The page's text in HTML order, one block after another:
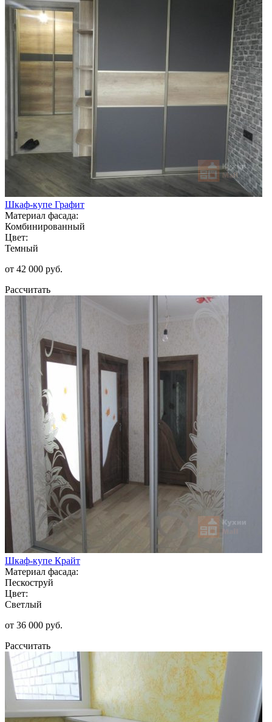
Шкаф-купе Графит
Материал фасада:
Комбинированный
Цвет:
Темный
от 42 000 руб.
Рассчитать
Шкаф-купе Крайт
Материал фасада:
Пескоструй
Цвет:
Светлый
от 36 000 руб.
Рассчитать